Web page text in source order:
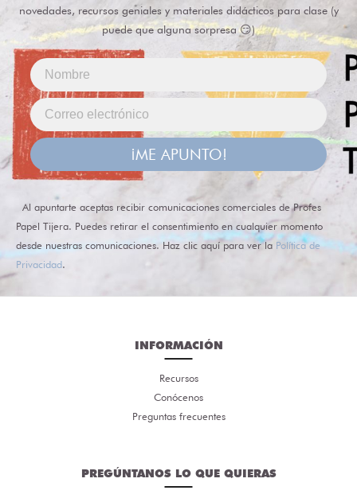
novedades, recursos geniales y materiales didácticos para clase (y
puede que alguna sorpresa 😏)
¡ME APUNTO!
Al apuntarte aceptas recibir comunicaciones comerciales de Profes
Papel Tijera. Puedes retirar el consentimiento en cualquier momento
desde nuestras comunicaciones. Haz clic aquí para ver la Política de
Privacidad.
INFORMACIÓN
Recursos
Conócenos
Preguntas frecuentes
PREGÚNTANOS LO QUE QUIERAS